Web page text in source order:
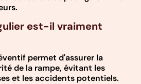
est-il vraiment
permet d'assurer la
de la rampe, évitant les
et les accidents potentiels.